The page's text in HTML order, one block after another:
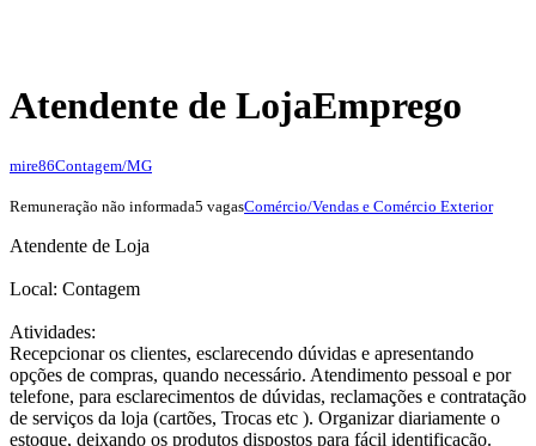
Atendente de LojaEmprego
mire86Contagem/MG
Remuneração não informada5 vagasComércio/Vendas e Comércio Exterior
Atendente de Loja
Local: Contagem
Atividades:
Recepcionar os clientes, esclarecendo dúvidas e apresentando
opções de compras, quando necessário. Atendimento pessoal e por
telefone, para esclarecimentos de dúvidas, reclamações e contratação
de serviços da loja (cartões, Trocas etc ). Organizar diariamente o
estoque, deixando os produtos dispostos para fácil identificação.